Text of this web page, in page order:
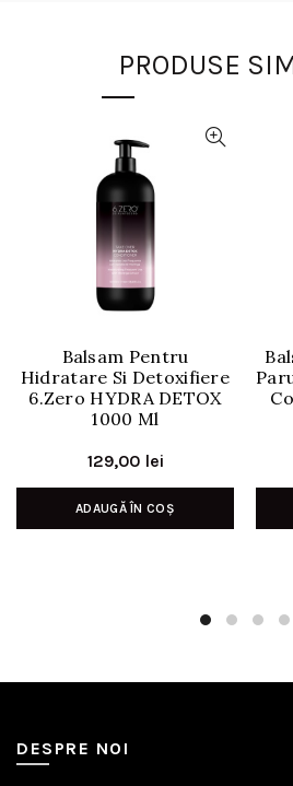
PRODUSE
Balsam Pentru
Hidratare Si Detoxifiere
6.Zero HYDRA DETOX
1000 Ml
129,00 lei
ADAUGĂ ÎN COȘ
DESPRE NOI